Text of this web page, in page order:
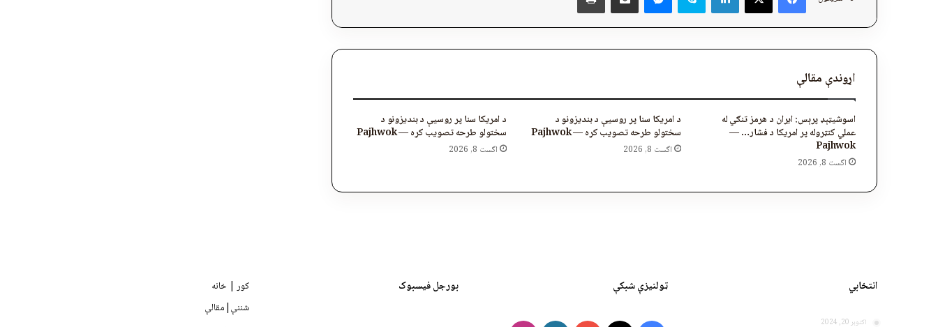
اړوندې مقالې
اسوشیټېډ پرېس: ایران د هرمز تنګي له
عملي کنټروله پر امریکا د فشار… —
Pajhwok
اگست 8, 2026
د امریکا سنا پر روسیې د بندیزونو د
سختولو طرحه تصویب کړه — Pajhwok
اگست 8, 2026
د امریکا سنا پر روسیې د بندیزونو د
سختولو طرحه تصویب کړه — Pajhwok
اگست 8, 2026
انتخابي
اکتوبر 20, 2024
ټولنیزې شبکې بورجل فیسبوک
کور | خانه
شننې|مقالې